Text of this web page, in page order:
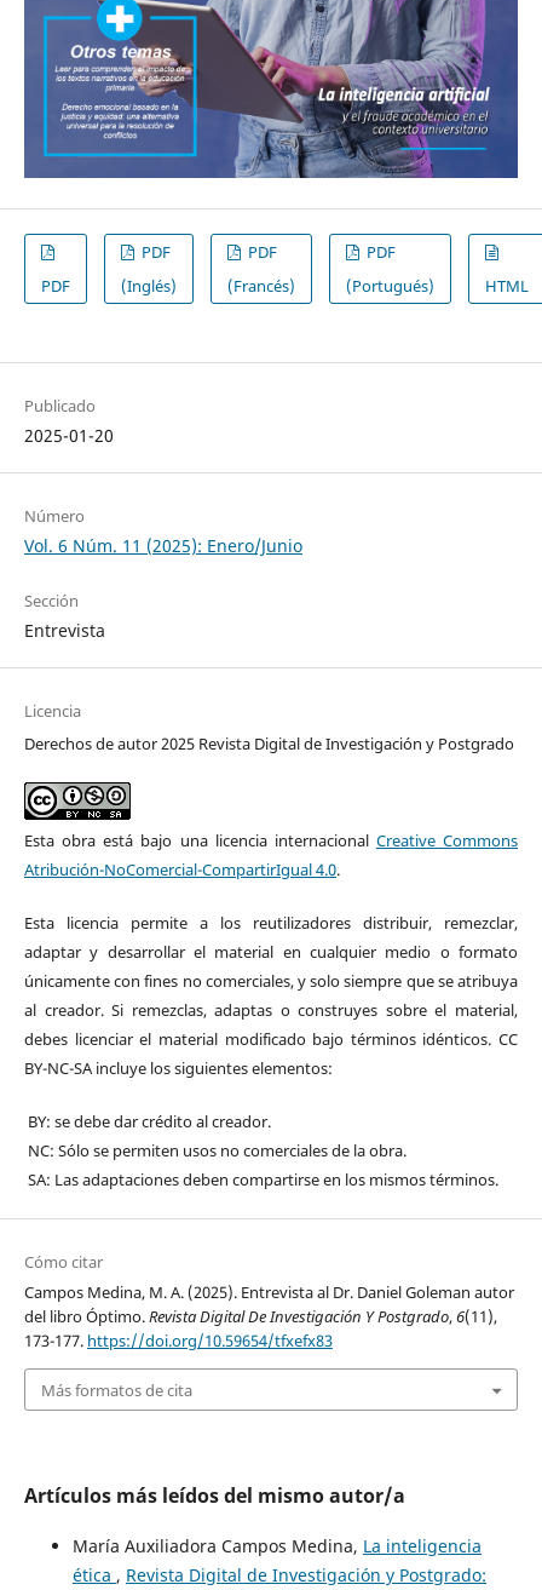
PDF
PDF
(Inglés)
PDF
(Francés)
PDF
(Portugués)
HTML
Publicado
2025-01-20
Número
Vol. 6 Núm. 11 (2025): Enero/Junio
Sección
Entrevista
Licencia
Derechos de autor 2025 Revista Digital de Investigación y Postgrado
Esta obra está bajo una licencia internacional Creative Commons
Atribución-NoComercial-CompartirIgual 4.0.
Esta licencia permite a los reutilizadores distribuir, remezclar,
adaptar y desarrollar el material en cualquier medio o formato
únicamente con fines no comerciales, y solo siempre que se atribuya
al creador. Si remezclas, adaptas o construyes sobre el material,
debes licenciar el material modificado bajo términos idénticos. CC
BY-NC-SA incluye los siguientes elementos:
BY: se debe dar crédito al creador.
NC: Sólo se permiten usos no comerciales de la obra.
SA: Las adaptaciones deben compartirse en los mismos términos.
Cómo citar
Campos Medina, M. A. (2025). Entrevista al Dr. Daniel Goleman autor
del libro Óptimo.Revista Digital De Investigación Y Postgrado,6(11),
173-177. https://doi.org/10.59654/tfxefx83
Más formatos de cita
Artículos más leídos del mismo autor/a
María Auxiliadora Campos Medina, La inteligencia
ética , Revista Digital de Investigación y Postgrado: